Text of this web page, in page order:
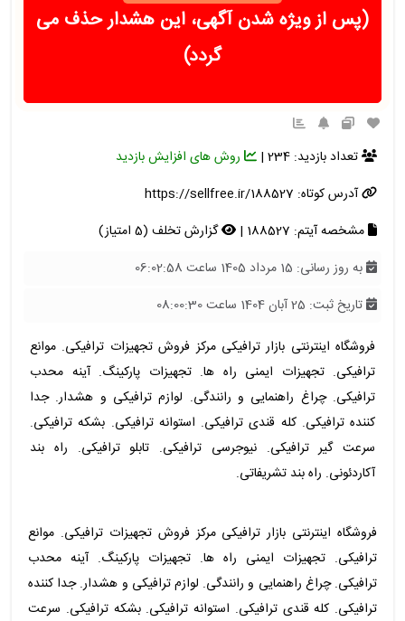
(پس از ویژه شدن آگهی، این هشدار حذف می
گردد)
تعداد بازدید: 234 |
روش های افزایش بازدید
آدرس کوتاه: https://sellfree.ir/188527
مشخصه آیتم: 188527 |
گزارش تخلف (5 امتیاز)
به روز رسانی: 15 مرداد 1405 ساعت 06:02:58
تاریخ ثبت: 25 آبان 1404 ساعت 08:00:30
فروشگاه اینترنتی بازار ترافیکی مرکز فروش تجهیزات ترافیکی. موانع
ترافیکی. تجهیزات ایمنی راه ها. تجهیزات پارکینگ. آینه محدب
ترافیکی. چراغ راهنمایی و رانندگی. لوازم ترافیکی و هشدار. جدا
کننده ترافیکی. کله قندی ترافیکی. استوانه ترافیکی. بشکه ترافیکی.
سرعت گیر ترافیکی. نیوجرسی ترافیکی. تابلو ترافیکی. راه بند
آکاردئونی. راه بند تشریفاتی.
فروشگاه اینترنتی بازار ترافیکی مرکز فروش تجهیزات ترافیکی. موانع
ترافیکی. تجهیزات ایمنی راه ها. تجهیزات پارکینگ. آینه محدب
ترافیکی. چراغ راهنمایی و رانندگی. لوازم ترافیکی و هشدار. جدا کننده
ترافیکی. کله قندی ترافیکی. استوانه ترافیکی. بشکه ترافیکی. سرعت